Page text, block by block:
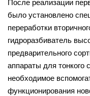
После реализации
было установлено
переработки
гидроразбиватель
предварительного
аппараты для тонкого
необходимое
функционирования